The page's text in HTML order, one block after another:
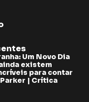
Um Novo Dia
existem
para contar
| Crítica